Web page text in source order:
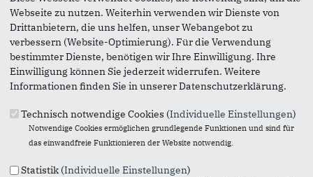
kein Spam ist.
Das mit * gekennzeichnete Feld ist ein Pflichtfeld.
Eigene E-Mail-Adresse*
Eigener Name*
Webseite zu nutzen. Weiterhin verwenden wir Dienste von
Drittanbietern, die uns helfen, unser Webangebot zu
verbessern (Website-Optimierung). Für die Verwendung
bestimmter Dienste, benötigen wir Ihre Einwilligung. Ihre
Einwilligung können Sie jederzeit widerrufen. Weitere
Informationen finden Sie in unserer Datenschutzerklärung.
Technisch notwendige Cookies (Individuelle Einstellungen)
Notwendige Cookies ermöglichen grundlegende Funktionen und sind für
das einwandfreie Funktionieren der Website notwendig.
Statistik (Individuelle Einstellungen)